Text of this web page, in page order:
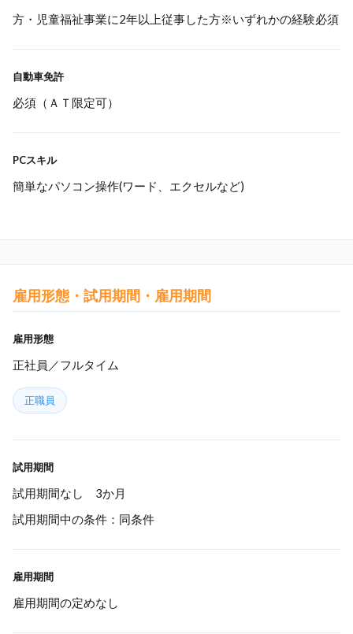
方・児童福祉事業に2年以上従事した方※いずれかの経験必須
自動車免許
必須（ＡＴ限定可）
PCスキル
簡単なパソコン操作(ワード、エクセルなど)
雇用形態・試用期間・雇用期間
雇用形態
正社員／フルタイム
正職員
試用期間
試用期間なし 3か月
試用期間中の条件：同条件
雇用期間
雇用期間の定めなし